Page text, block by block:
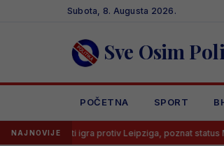
Subota, 8. Augusta 2026.
Sve Osim
POČETNA SPORT
NAJNOVIJE
sati igra protiv Leipziga, poznat status